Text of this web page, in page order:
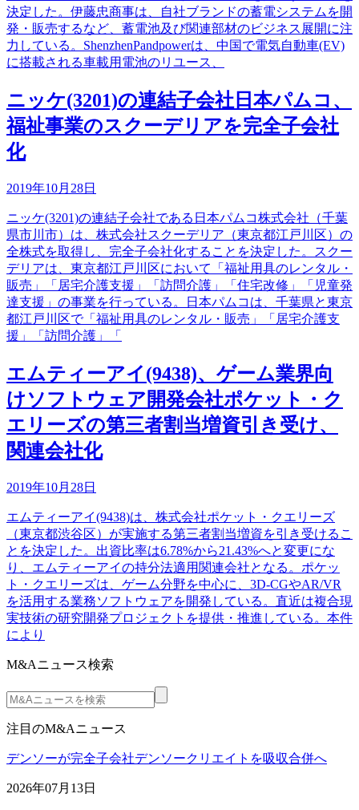
決定した。伊藤忠商事は、自社ブランドの蓄電システムを開
発・販売するなど、蓄電池及び関連部材のビジネス展開に注
力している。ShenzhenPandpowerは、中国で電気自動車(EV)
に搭載される車載用電池のリユース、
ニッケ(3201)の連結子会社日本パムコ、
福祉事業のスクーデリアを完全子会社
化
2019年10月28日
ニッケ(3201)の連結子会社である日本パムコ株式会社（千葉
県市川市）は、株式会社スクーデリア（東京都江戸川区）の
全株式を取得し、完全子会社化することを決定した。スクー
デリアは、東京都江戸川区において「福祉用具のレンタル・
販売」「居宅介護支援」「訪問介護」「住宅改修」「児童発
達支援」の事業を行っている。日本パムコは、千葉県と東京
都江戸川区で「福祉用具のレンタル・販売」「居宅介護支
援」「訪問介護」「
エムティーアイ(9438)、ゲーム業界向
けソフトウェア開発会社ポケット・ク
エリーズの第三者割当増資引き受け、
関連会社化
2019年10月28日
エムティーアイ(9438)は、株式会社ポケット・クエリーズ
（東京都渋谷区）が実施する第三者割当増資を引き受けるこ
とを決定した。出資比率は6.78%から21.43%へと変更にな
り、エムティーアイの持分法適用関連会社となる。ポケッ
ト・クエリーズは、ゲーム分野を中心に、3D-CGやAR/VR
を活用する業務ソフトウェアを開発している。直近は複合現
実技術の研究開発プロジェクトを提供・推進している。本件
により
M&Aニュース検索
注目のM&Aニュース
デンソーが完全子会社デンソークリエイトを吸収合併へ
2026年07月13日